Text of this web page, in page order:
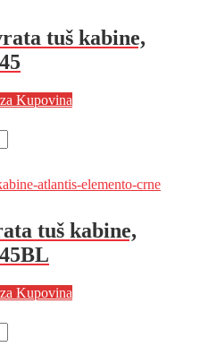
tuš kabine,
Kupovina
tuš kabine,
Kupovina